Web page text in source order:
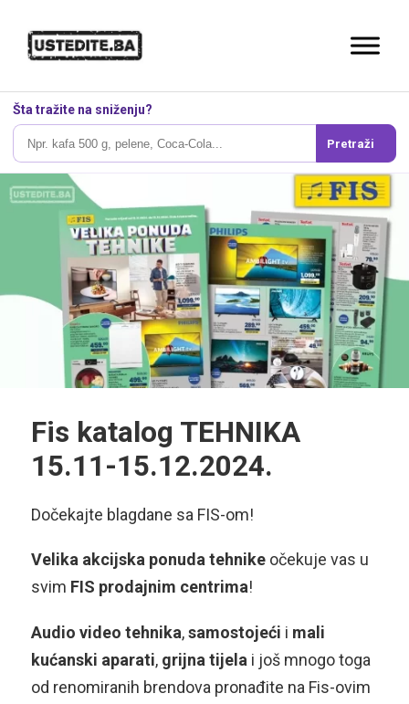
Šta tražite na sniženju?
Pretraži
Fis katalog TEHNIKA
15.11-15.12.2024.
Dočekajte blagdane sa FIS-om!
Velika akcijska ponuda tehnikeočekuje vas u
svim FIS prodajnim centrima!
Audio video tehnika,samostojeći i mali
kućanski aparati, grijna tijela i još mnogo toga
od renomiranih brendova pronađite na Fis-ovim